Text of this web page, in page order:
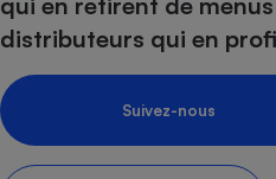
distributeurs qui en
Suivez-nous
Choisir son fioul
Choisir son pellet
Comparateur assurance